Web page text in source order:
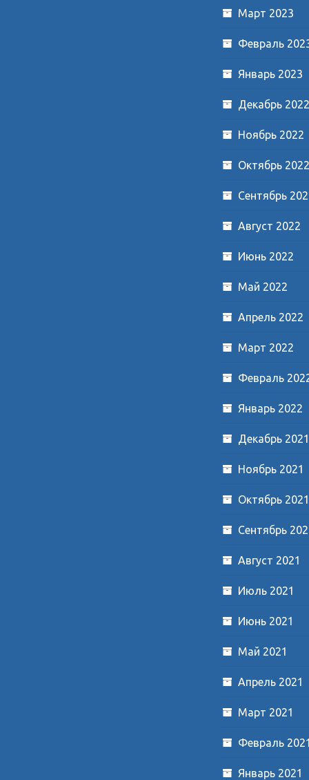
Март 2023
Февраль
Январь 2023
Декабрь 2022
Ноябрь 2022
Октябрь 2022
Сентябрь
Август 2022
Июнь 2022
Май 2022
Апрель 2022
Март 2022
Февраль
Январь 2022
Декабрь 2021
Ноябрь 2021
Октябрь 2021
Сентябрь
Август 2021
Июль 2021
Июнь 2021
Май 2021
Апрель 2021
Март 2021
Февраль
Январь 2021